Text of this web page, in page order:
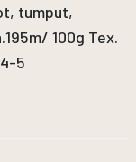
tumput,
100g Tex.
5